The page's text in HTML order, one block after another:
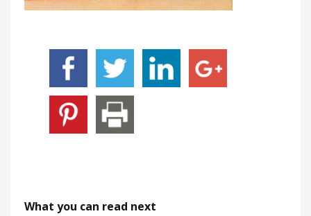
What you can read next